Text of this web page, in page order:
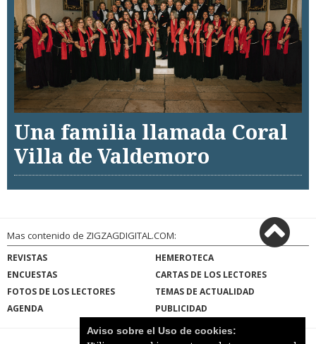
Una familia llamada Coral
Villa de Valdemoro
Mas contenido de ZIGZAGDIGITAL.COM:
REVISTAS
HEMEROTECA
ENCUESTAS
CARTAS DE LOS LECTORES
FOTOS DE LOS LECTORES
TEMAS DE ACTUALIDAD
AGENDA
PUBLICIDAD
Aviso sobre el Uso de cookies: